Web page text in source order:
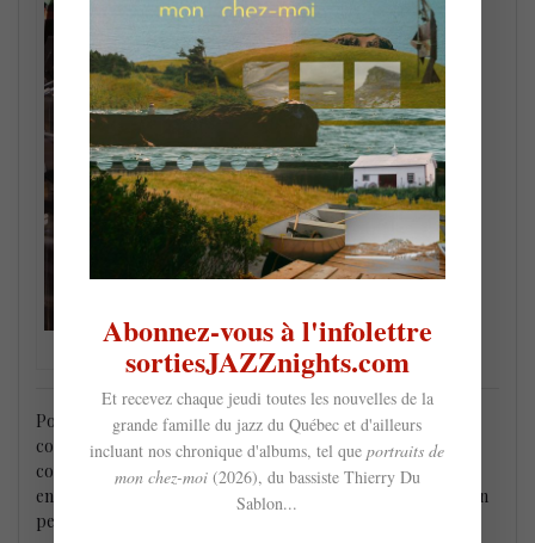
Antonin Bourgault Geneviève Gauthier
Pour une première, nous découvrions une nouveauté
consistante marquée par une attention très soutenue sur la
composition, le choix des œuvres ainsi que le complément
entre les différents interprètes. Parfois on aurait apprécié un
peu plus de tonus, mais donnons la chance au coureur.
Abonnez-vous à l'infolettre
sortiesJAZZnights.com
Et recevez chaque jeudi toutes les nouvelles de la
grande famille du jazz du Québec et d'ailleurs
incluant nos chronique d'albums, tel queportraits de
mon chez-moi (2026), du bassiste Thierry Du
Sablon...